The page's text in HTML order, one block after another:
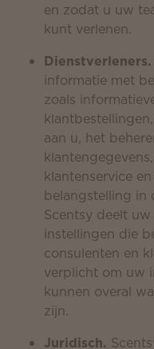
en zodat u uw
kunt verlenen.
Dienstverleners.
informatie met
zoals
aan u, het
klantenservice
belangstelling in
Scentsy deelt
instellingen die
consulenten en
verplicht om uw
kunnen overal
zijn.
Juridisch.